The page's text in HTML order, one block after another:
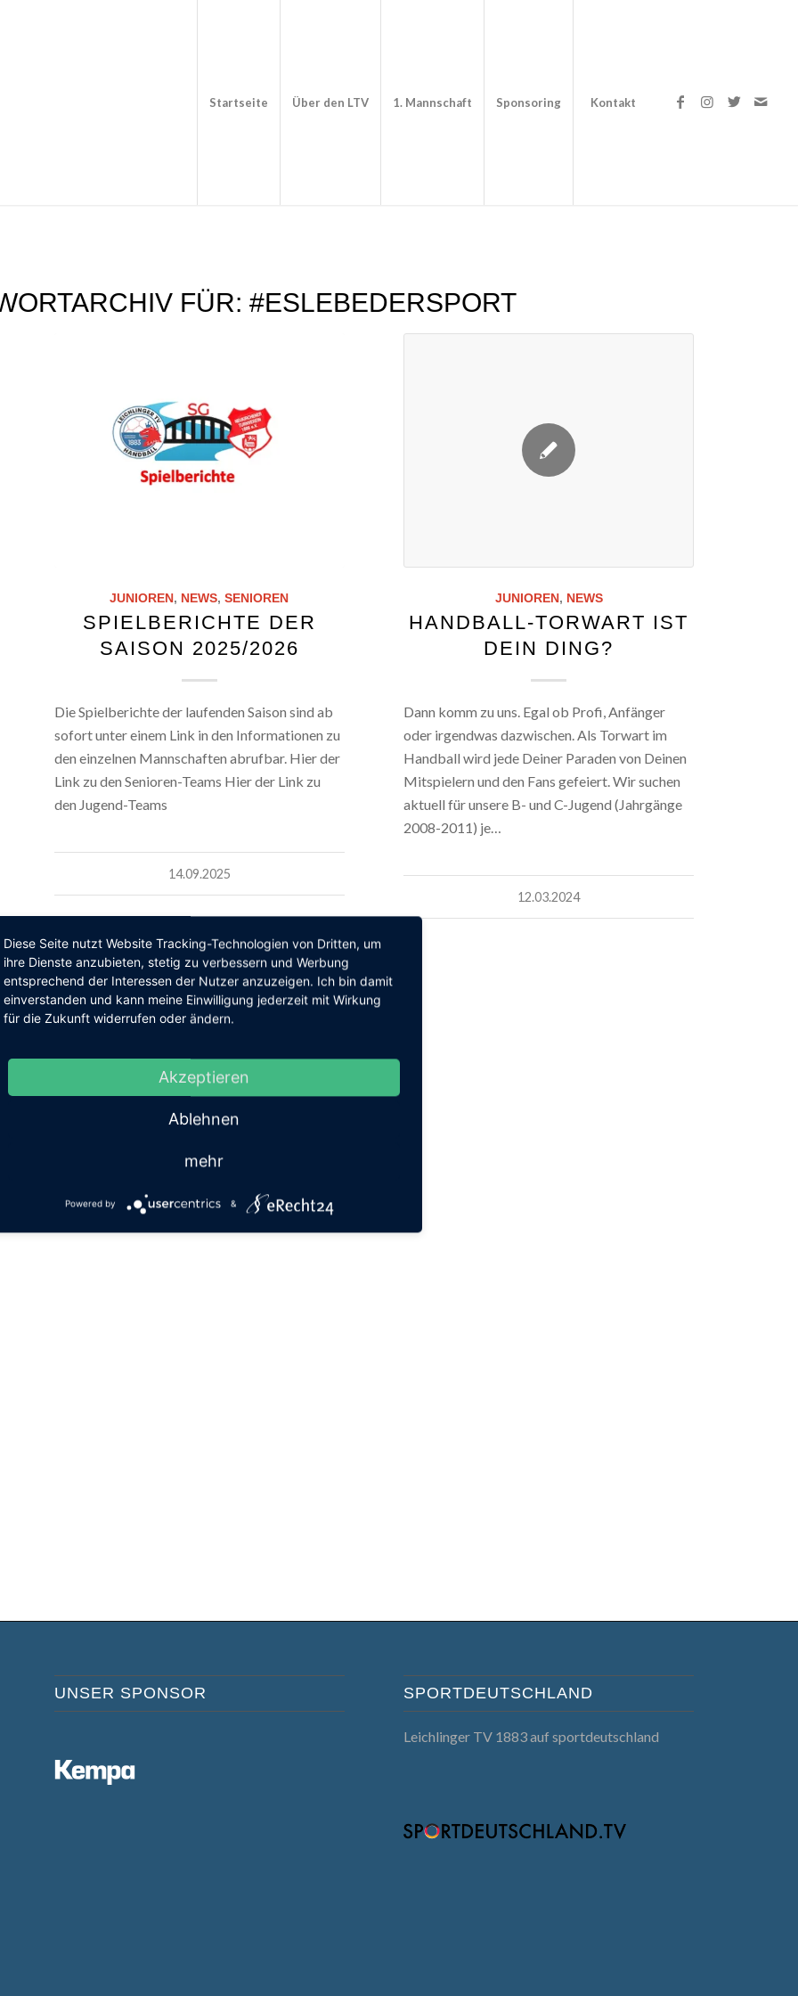
Startseite Über den LTV 1. Mannschaft Sponsoring Kontakt
FÜR: #ESLEBEDERSPORT
JUNIOREN, NEWS,SENIOREN
SPIELBERICHTE DER
SAISON 2025/2026
Die Spielberichte der laufenden Saison sind ab
sofort unter einem Link in den Informationen zu
den einzelnen Mannschaften abrufbar. Hier der
Link zu den Senioren-Teams Hier der Link zu
den Jugend-Teams
14.09.2025
JUNIOREN, NEWS
HANDBALL-TORWART IST
DEIN DING?
Dann komm zu uns. Egal ob Profi, Anfänger
oder irgendwas dazwischen. Als Torwart im
Handball wird jede Deiner Paraden von Deinen
Mitspielern und den Fans gefeiert. Wir suchen
aktuell für unsere B- und C-Jugend (Jahrgänge
2008-2011) je…
12.03.2024
UNSER SPONSOR SPORTDEUTSCHLAND
Leichlinger TV 1883 auf sportdeutschland
Diese Seite nutzt Website Tracking-Technologien von Dritten, um
ihre Dienste anzubieten, stetig zu verbessern und Werbung
entsprechend der Interessen der Nutzer anzuzeigen. Ich bin damit
einverstanden und kann meine Einwilligung jederzeit mit Wirkung
für die Zukunft widerrufen oder ändern.
Akzeptieren
Ablehnen
mehr
Powered by &